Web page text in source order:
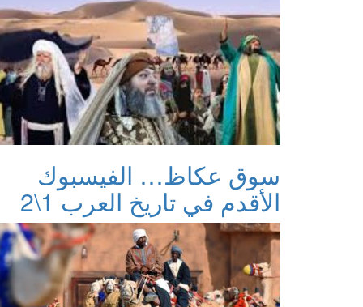
سوق عكاظ… الفيسبوك
الأقدم في تاريخ العرب 1\2